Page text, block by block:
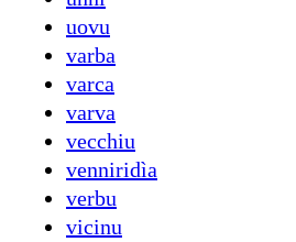
uovu
varba
varca
varva
vecchiu
venniridìa
verbu
vicinu